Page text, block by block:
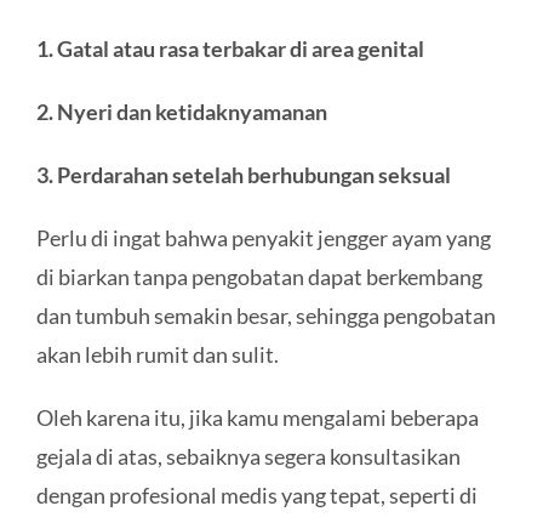
1. Gatal atau rasa terbakar di area genital
2. Nyeri dan ketidaknyamanan
3. Perdarahan setelah berhubungan seksual
Perlu di ingat bahwa penyakit jengger ayam yang
di biarkan tanpa pengobatan dapat berkembang
dan tumbuh semakin besar, sehingga pengobatan
akan lebih rumit dan sulit.
Oleh karena itu, jika kamu mengalami beberapa
gejala di atas, sebaiknya segera konsultasikan
dengan profesional medis yang tepat, seperti di